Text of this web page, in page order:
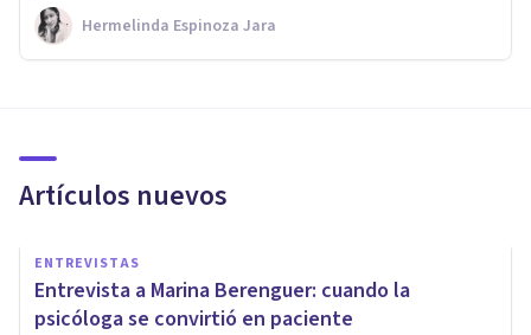
Hermelinda Espinoza Jara
Artículos nuevos
ENTREVISTAS
Entrevista a Marina Berenguer: cuando la
psicóloga se convirtió en paciente